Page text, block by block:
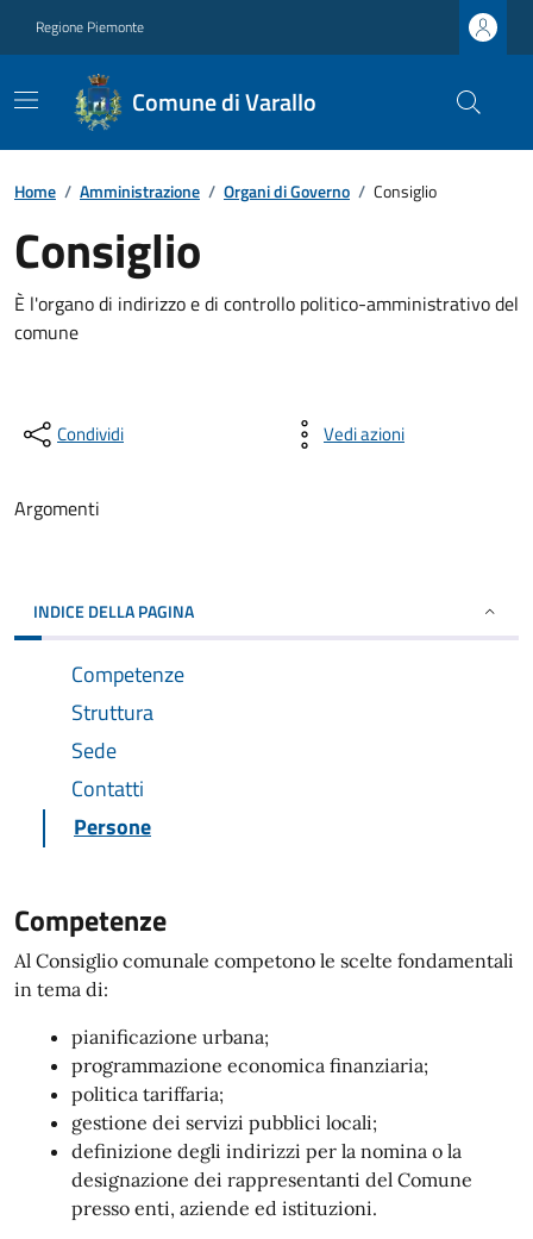
Regione Piemonte
Comune di Varallo
Home / Amministrazione / Organi di Governo / Consiglio
Consiglio
È l'organo di indirizzo e di controllo politico-amministrativo del
comune
Condividi Vedi azioni
Argomenti
INDICE DELLA PAGINA
Competenze
Struttura
Sede
Contatti
Persone
Competenze
Al Consiglio comunale competono le scelte fondamentali
in tema di:
pianificazione urbana;
programmazione economica finanziaria;
politica tariffaria;
gestione dei servizi pubblici locali;
definizione degli indirizzi per la nomina o la
designazione dei rappresentanti del Comune
presso enti, aziende ed istituzioni.